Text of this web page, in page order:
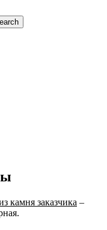
камня заказчика –